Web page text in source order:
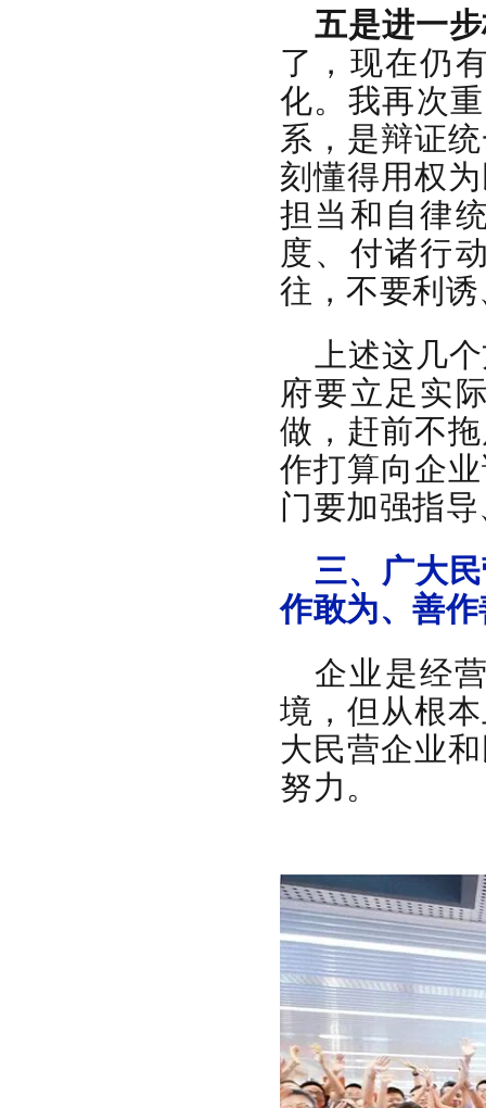
五是进一
了，现在仍
化。我再次
系，是辩证
刻懂得用权
担当和自律
度、付诸行
往，不要利
上述这几
府要立足实
做，赶前不
作打算向企
门要加强指
三、广大
作敢为、善
企业是经
境，但从根
大民营企业
努力。